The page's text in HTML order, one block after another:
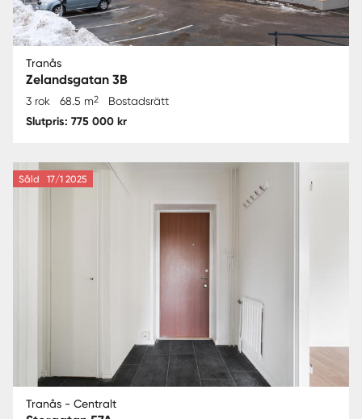
Tranås
Zelandsgatan 3B
3 rok 68.5 m2 Bostadsrätt
Slutpris: 775 000 kr
Såld 17/1 2025
Tranås - Centralt